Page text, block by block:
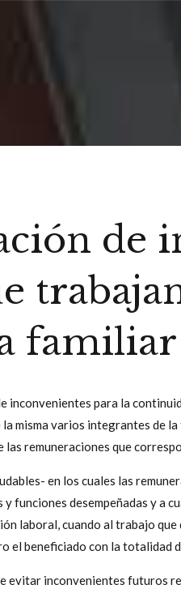
de
familiar
inconvenientes para la
misma varios integrantes de
remuneraciones que
en los cuales las
funciones desempeñadas y a
laboral, cuando al trabajo
el beneficiado con la totalidad
evitar inconvenientes futuros